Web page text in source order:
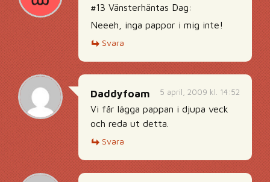
#13 Vänsterhäntas Dag:
Neeeh, inga pappor i mig inte!
Svara
5 april, 2009 kl. 14:52
Daddyfoam
Vi får lägga pappan i djupa veck
och reda ut detta.
Svara